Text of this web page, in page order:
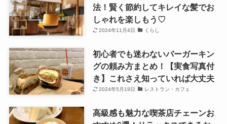
法！賢く節約してキレイな髪でお
しゃれを楽しもう♡
2024年11月4日 くらし
初心者でも迷わないバーガーキン
グの頼み方まとめ！【実食写真付
き】これさえ知っていれば大丈夫
2024年5月19日 レストラン・カフェ
高級感も魅力な喫茶店チェーンお